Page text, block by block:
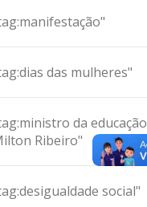
das mulheres"
da educação
Ribeiro"
social"